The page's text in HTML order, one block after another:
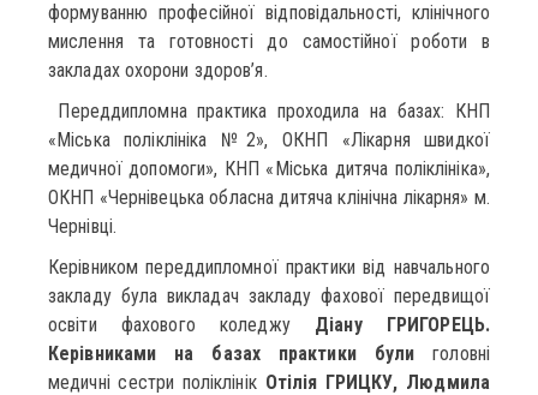
формуванню професійної відповідальності, клінічного
мислення та готовності до самостійної роботи в
закладах охорони здоров’я.
Переддипломна практика проходила на базах: КНП
«Міська поліклініка №2», ОКНП «Лікарня швидкої
медичної допомоги», КНП «Міська дитяча поліклініка»,
ОКНП «Чернівецька обласна дитяча клінічна лікарня» м.
Чернівці.
Керівником переддипломної практики від навчального
закладу була викладач закладу фахової передвищої
освіти фахового коледжу Діану ГРИГОРЕЦЬ.
Керівниками на базах практики були головні
медичні сестри поліклінік Отілія ГРИЦКУ, Людмила